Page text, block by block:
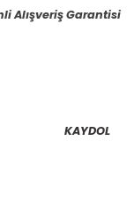
Alışveriş Garantisi
KAYDOL